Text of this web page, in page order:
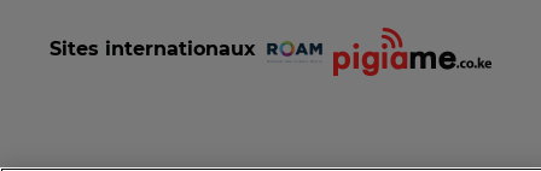
Sites internationaux